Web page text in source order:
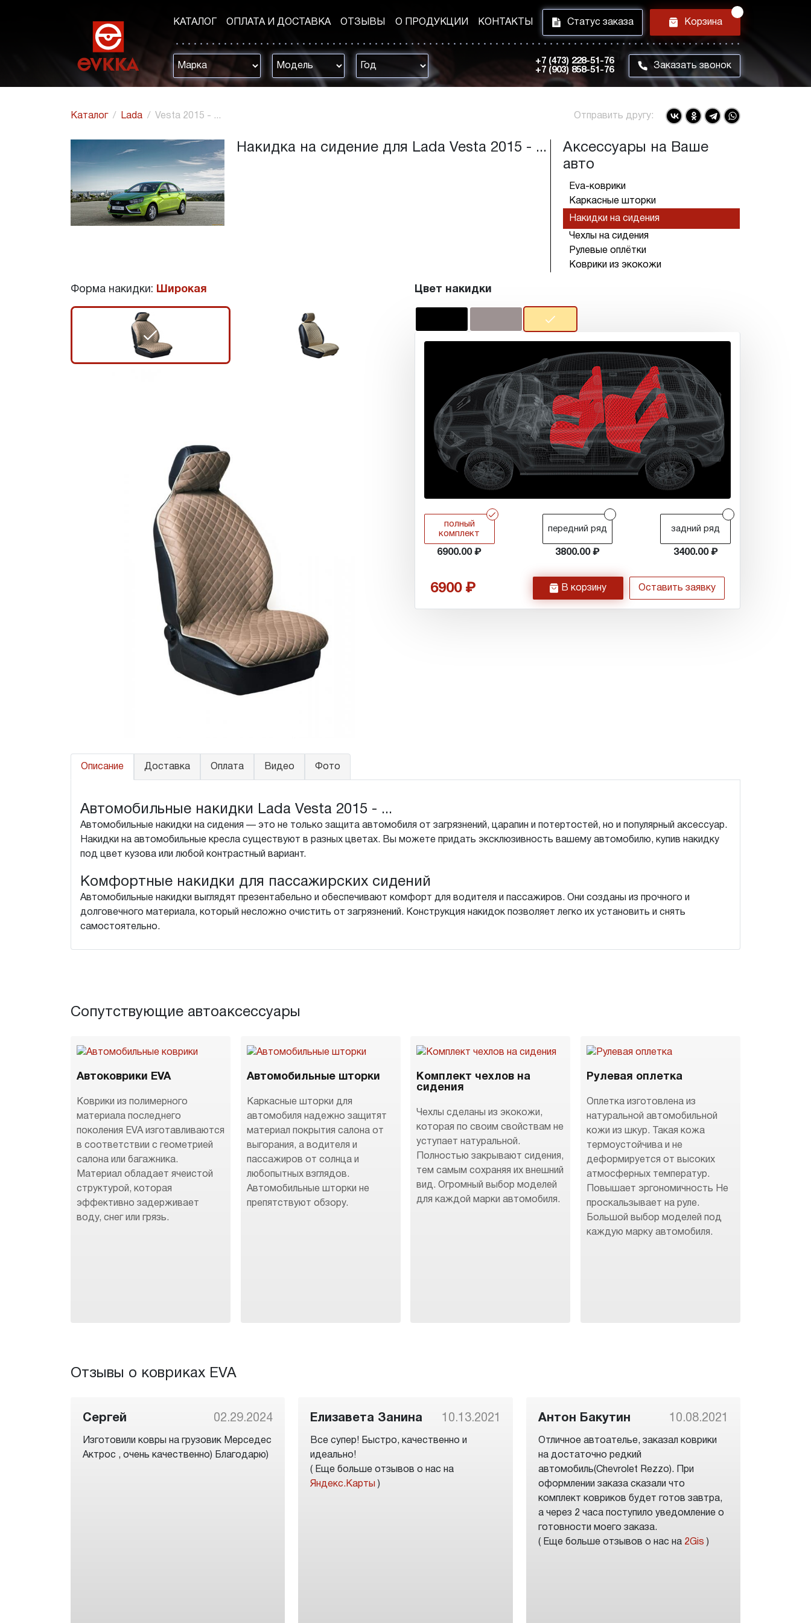
КАТАЛОГ ОПЛАТА И ДОСТАВКА ОТЗЫВЫ О ПРОДУКЦИИ КОНТАКТЫ i Статус заказа h Корзина
+7 (473) 228-51-76
+7 (903) 858-51-76
m Заказать звонок
Каталог Lada Vesta 2015 - ... Отправить другу:
Накидка на сидение для Lada Vesta 2015 - ...
Аксессуары на Ваше
авто
Eva-коврики
Каркасные шторки
Накидки на сидения
Чехлы на сидения
Рулевые оплётки
Коврики из экокожи
Форма накидки: Широкая
r
Цвет накидки
r
полный
комплект
6900.00
передний ряд
3800.00
задний ряд
3400.00
6900 h В корзину Оставить заявку
Описание Доставка Оплата Видео Фото
Автомобильные накидки Lada Vesta 2015 - ...
Автомобильные накидки на сидения — это не только защита автомобиля от загрязнений, царапин и потертостей, но и популярный аксессуар.
Накидки на автомобильные кресла существуют в разных цветах. Вы можете придать эксклюзивность вашему автомобилю, купив накидку
под цвет кузова или любой контрастный вариант.
Комфортные накидки для пассажирских сидений
Автомобильные накидки выглядят презентабельно и обеспечивают комфорт для водителя и пассажиров. Они созданы из прочного и
долговечного материала, который несложно очистить от загрязнений. Конструкция накидок позволяет легко их установить и снять
самостоятельно.
Сопутствующие автоаксессуары
Автоковрики EVA
Коврики из полимерного
материала последнего
поколения EVA изготавливаются
в соответствии с геометрией
салона или багажника.
Материал обладает ячеистой
структурой, которая
эффективно задерживает
воду, снег или грязь.
Автомобильные шторки
Каркасные шторки для
автомобиля надежно защитят
материал покрытия салона от
выгорания, а водителя и
пассажиров от солнца и
любопытных взглядов.
Автомобильные шторки не
препятствуют обзору.
Комплект чехлов на
сидения
Чехлы сделаны из экокожи,
которая по своим свойствам не
уступает натуральной.
Полностью закрывают сидения,
тем самым сохраняя их внешний
вид. Огромный выбор моделей
для каждой марки автомобиля.
Рулевая оплетка
Оплетка изготовлена из
натуральной автомобильной
кожи из шкур. Такая кожа
термоустойчива и не
деформируется от высоких
атмосферных температур.
Повышает эргономичность Не
проскальзывает на руле.
Большой выбор моделей под
каждую марку автомобиля.
Отзывы о ковриках EVA
Сергей 02.29.2024
Изготовили ковры на грузовик Мерседес
Актрос , очень качественно) Благодарю)
Елизавета Занина 10.13.2021
Все супер! Быстро, качественно и
идеально!
( Еще больше отзывов о нас на
Яндекс.Карты )
Антон Бакутин 10.08.2021
Отличное автоателье, заказал коврики
на достаточно редкий
автомобиль(Chevrolet Rezzo). При
оформлении заказа сказали что
комплект ковриков будет готов завтра,
а через 2 часа поступило уведомление о
готовности моего заказа.
( Еще больше отзывов о нас на 2Gis )